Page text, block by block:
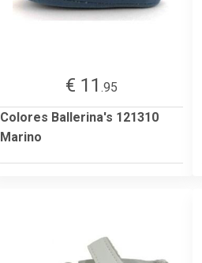
€ 11 .95
Colores Ballerina's 121310
Marino